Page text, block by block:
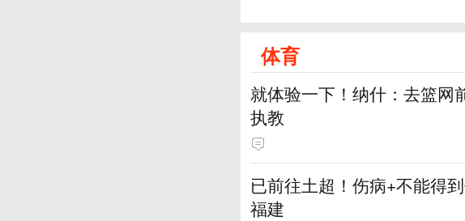
体育
就体验一下！纳什：去篮网
执教
已前往土超！伤病+不能得
福建